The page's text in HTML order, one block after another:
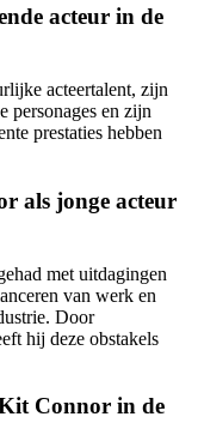
acteur in de
acteertalent, zijn
personages en zijn
prestaties hebben
als jonge acteur
met uitdagingen
van werk en
Door
hij deze obstakels
Connor in de